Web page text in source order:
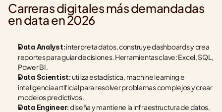
Carreras digitales más demandadas
en data en 2026
Data Analyst: interpreta datos, construye dashboards y crea
reportes para guiar decisiones. Herramientas clave: Excel, SQL,
Power BI.
Data Scientist: utiliza estadística, machine learning e
inteligencia artificial para resolver problemas complejos y crear
modelos predictivos.
Data Engineer: diseña y mantiene la infraestructura de datos,